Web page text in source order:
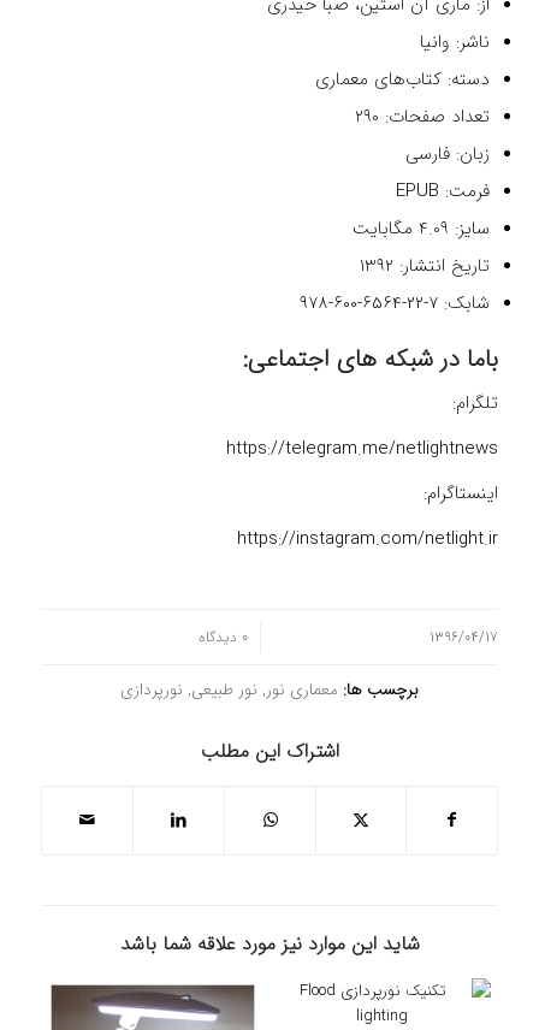
ناشر: وانیا
دسته: کتاب‌های معماری
تعداد صفحات: ۲۹۰
زبان: فارسی
فرمت: EPUB
سایز: ۴.۰۹ مگابایت
تاریخ انتشار: ۱۳۹۲
شابک: 978-600-6564-22-7
باما در شبکه های اجتماعی:
تلگرام:
https://telegram.me/netlightnews
اینستاگرام:
https://instagram.com/netlight.ir
1396/04/17 0 دیدگاه
برچسب ها: معماری نور, نور طبيعی, نورپردازی
اشتراک این مطلب
شاید این موارد نیز مورد علاقه شما باشد